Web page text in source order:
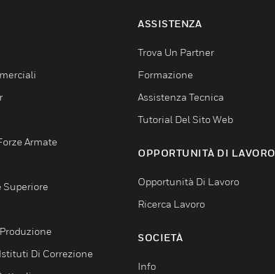
Armate
Superiore
Di Correzione
ASSISTENZA
Trova Un Partner
Formazione
Assistenza Tecnica
Tutorial Del Sito Web
OPPORTUNITÀ DI LAVORO
Opportunità Di Lavoro
Ricerca Lavoro
SOCIETÀ
Info